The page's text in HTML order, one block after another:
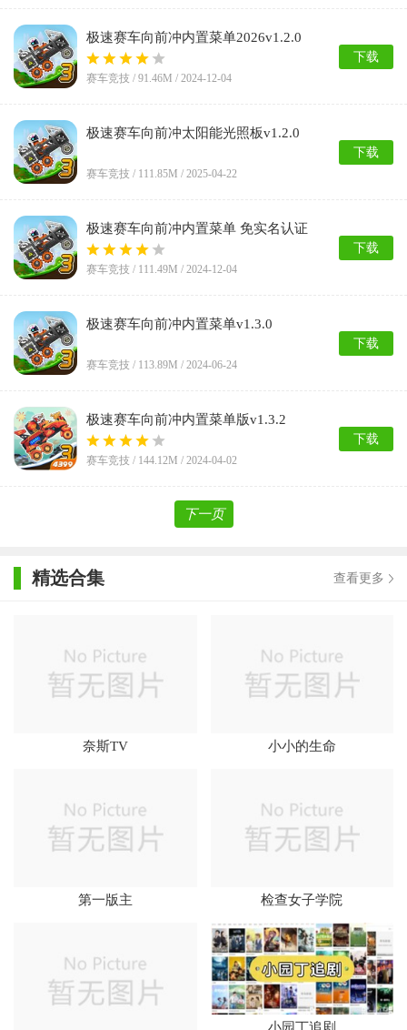
极速赛车向前冲内置菜单2026v1.2.0
赛车竞技 / 91.46M / 2024-12-04
下载
极速赛车向前冲太阳能光照板v1.2.0
赛车竞技 / 111.85M / 2025-04-22
下载
极速赛车向前冲内置菜单 免实名认证
v1.2.0
赛车竞技 / 111.49M / 2024-12-04
下载
极速赛车向前冲内置菜单v1.3.0
赛车竞技 / 113.89M / 2024-06-24
下载
极速赛车向前冲内置菜单版v1.3.2
赛车竞技 / 144.12M / 2024-04-02
下载
下一页
精选合集 查看更多
奈斯TV 小小的生命
第一版主 检查女子学院
小园丁追剧